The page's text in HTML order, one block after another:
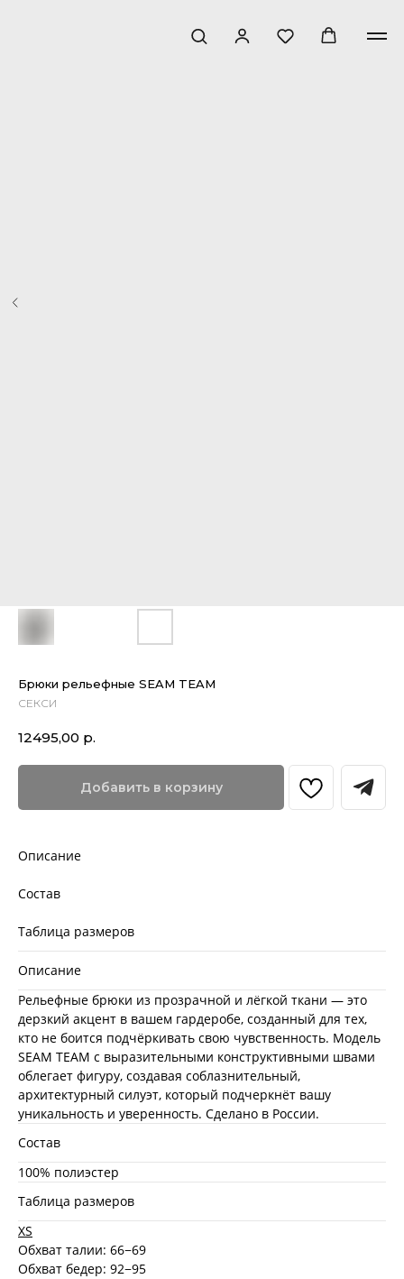
Брюки рельефные SEAM TEAM
СЕКСИ
12495,00 р.
Добавить в корзину
Описание
Состав
Таблица размеров
Описание
Рельефные брюки из прозрачной и лёгкой ткани — это
дерзкий акцент в вашем гардеробе, созданный для тех,
кто не боится подчёркивать свою чувственность. Модель
SEAM TEAM с выразительными конструктивными швами
облегает фигуру, создавая соблазнительный,
архитектурный силуэт, который подчеркнёт вашу
уникальность и уверенность. Сделано в России.
Состав
100% полиэстер
Таблица размеров
XS
Обхват талии: 66−69
Обхват бедер: 92−95